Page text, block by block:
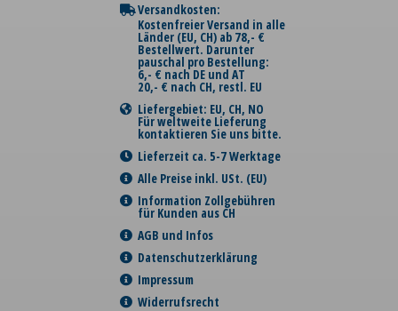
Versandkosten:
Kostenfreier Versand in alle
Länder (EU, CH) ab 78,- €
Bestellwert. Darunter
pauschal pro Bestellung:
6,- € nach DE und AT
20,- € nach CH, restl. EU
Liefergebiet: EU, CH, NO
Für weltweite Lieferung
kontaktieren Sie uns bitte.
Lieferzeit ca. 5-7 Werktage
Alle Preise inkl. USt. (EU)
Information Zollgebühren
für Kunden aus CH
AGB und Infos
Datenschutzerklärung
Impressum
Widerrufsrecht